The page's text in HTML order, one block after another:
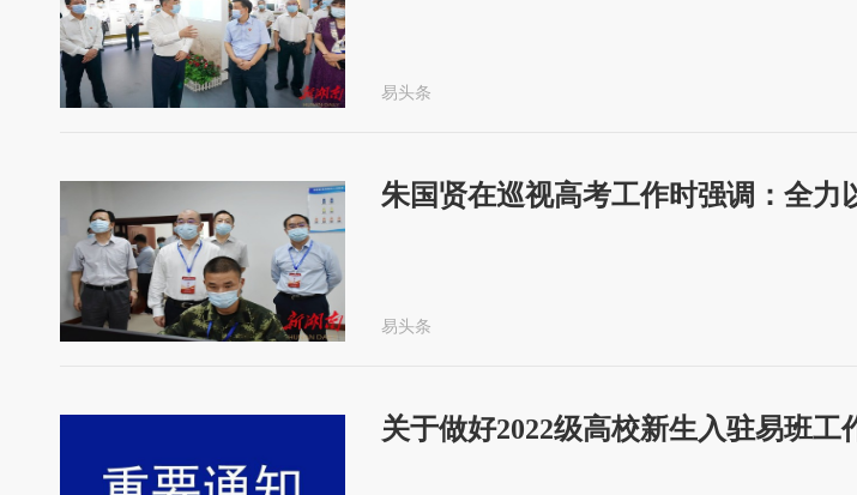
易头条
朱国贤在巡视高考工作时强调：全力
易头条
关于做好2022级高校新生入驻易班工